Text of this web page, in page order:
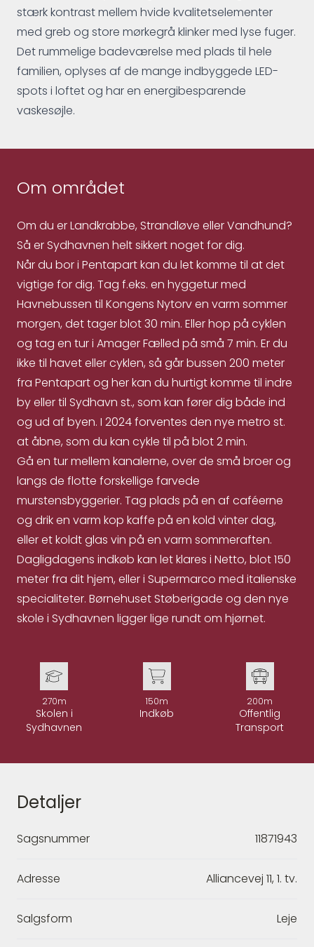
stærk kontrast mellem hvide kvalitetselementer
med greb og store mørkegrå klinker med lyse fuger.
Det rummelige badeværelse med plads til hele
familien, oplyses af de mange indbyggede LED-
spots i loftet og har en energibesparende
vaskesøjle.
Om området
Om du er Landkrabbe, Strandløve eller Vandhund?
Så er Sydhavnen helt sikkert noget for dig.
Når du bor i Pentapart kan du let komme til at det
vigtige for dig. Tag f.eks. en hyggetur med
Havnebussen til Kongens Nytorv en varm sommer
morgen, det tager blot 30 min. Eller hop på cyklen
og tag en tur i Amager Fælled på små 7 min. Er du
ikke til havet eller cyklen, så går bussen 200 meter
fra Pentapart og her kan du hurtigt komme til indre
by eller til Sydhavn st., som kan fører dig både ind
og ud af byen. I 2024 forventes den nye metro st.
at åbne, som du kan cykle til på blot 2 min.
Gå en tur mellem kanalerne, over de små broer og
langs de flotte forskellige farvede
murstensbyggerier. Tag plads på en af caféerne
og drik en varm kop kaffe på en kold vinter dag,
eller et koldt glas vin på en varm sommeraften.
Dagligdagens indkøb kan let klares i Netto, blot 150
meter fra dit hjem, eller i Supermarco med italienske
specialiteter. Børnehuset Støberigade og den nye
skole i Sydhavnen ligger lige rundt om hjørnet.
270m
Skolen i
Sydhavnen
150m
Indkøb
200m
Offentlig
Transport
Detaljer
Sagsnummer 11871943
Adresse Alliancevej 11, 1. tv.
Salgsform Leje